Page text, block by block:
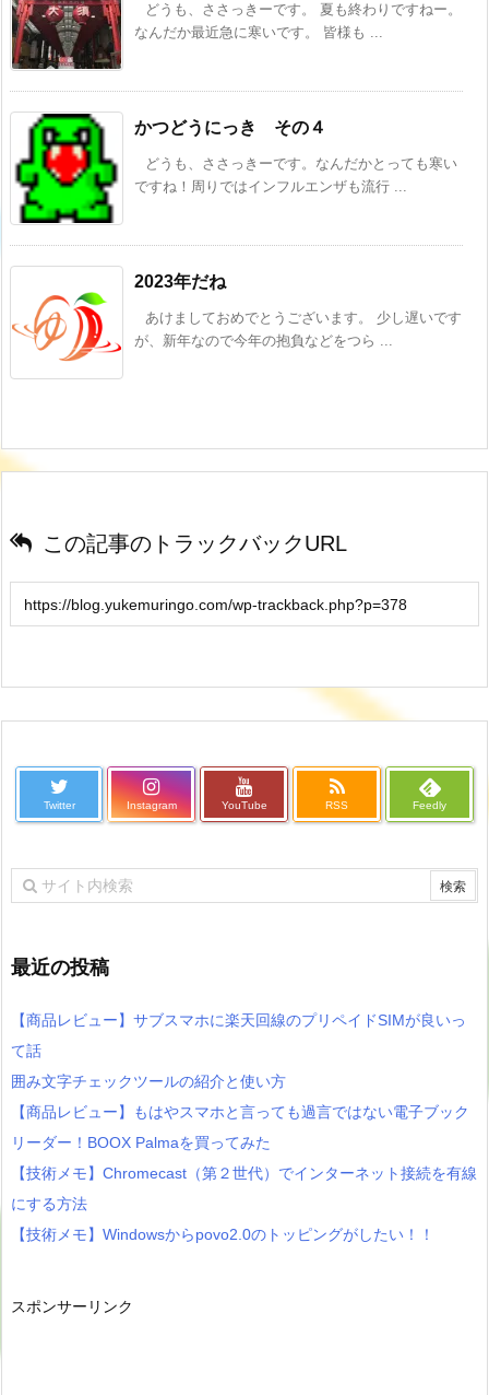
どうも、ささっきーです。 夏も終わりですねー。
なんだか最近急に寒いです。 皆様も ...
かつどうにっき その４
どうも、ささっきーです。なんだかとっても寒い
ですね！周りではインフルエンザも流行 ...
2023年だね
あけましておめでとうございます。 少し遅いです
が、新年なので今年の抱負などをつら ...
この記事のトラックバックURL
Twitter Instagram YouTube RSS Feedly
最近の投稿
【商品レビュー】サブスマホに楽天回線のプリペイドSIMが良いっ
て話
囲み文字チェックツールの紹介と使い方
【商品レビュー】もはやスマホと言っても過言ではない電子ブック
リーダー！BOOX Palmaを買ってみた
【技術メモ】Chromecast（第２世代）でインターネット接続を有線
にする方法
【技術メモ】Windowsからpovo2.0のトッピングがしたい！！
スポンサーリンク